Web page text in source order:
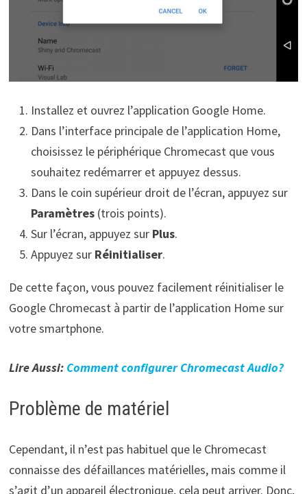
Installez et ouvrez l’application Google Home.
Dans l’interface principale de l’application Home,
choisissez le périphérique Chromecast que vous
souhaitez redémarrer et appuyez dessus.
Dans le coin supérieur droit de l’écran, appuyez sur
Paramètres(trois points).
Sur l’écran, appuyez sur Plus.
Appuyez sur Réinitialiser.
De cette façon, vous pouvez facilement réinitialiser le
Google Chromecast à partir de l’application Home sur
votre smartphone.
Lire Aussi: Comment configurer Chromecast Audio?
Problème de matériel
Cependant, il n’est pas habituel que le Chromecast
connaisse des défaillances matérielles, mais comme il
s’agit d’un appareil électronique, cela peut arriver. Donc,